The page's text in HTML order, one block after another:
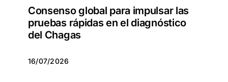
Consenso global para impulsar las
pruebas rápidas en el diagnóstico
del Chagas
16/07/2026
16/07/2026